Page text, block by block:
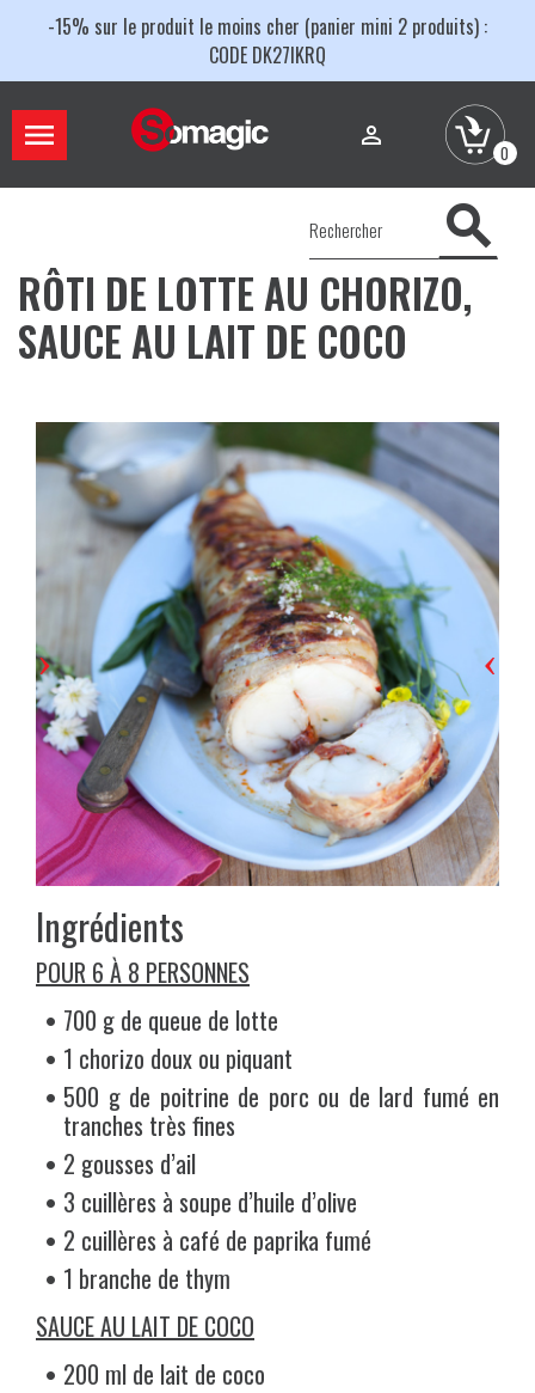
-15% sur le produit le moins cher (panier mini 2 produits) :
CODE DK27IKRQ
 
0

RÔTI DE LOTTE AU CHORIZO,
SAUCE AU LAIT DE COCO
› ‹
Ingrédients
POUR 6 À 8 PERSONNES
700 g de queue de lotte
1 chorizo doux ou piquant
500 g de poitrine de porc ou de lard fumé en
tranches très fines
2 gousses d’ail
3 cuillères à soupe d’huile d’olive
2 cuillères à café de paprika fumé
1 branche de thym
SAUCE AU LAIT DE COCO
200 ml de lait de coco